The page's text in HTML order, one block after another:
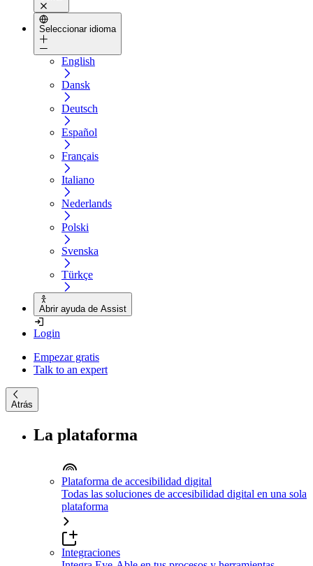
Seleccionar idioma
English
Dansk
Deutsch
Español
Français
Italiano
Nederlands
Polski
Svenska
Türkçe
Abrir ayuda de Assist
Login
Empezar gratis
Talk to an expert
Atrás
La plataforma
Plataforma de accesibilidad digital
Todas las soluciones de accesibilidad digital en una sola
plataforma
Integraciones